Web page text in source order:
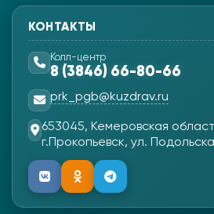
КОНТАКТЫ
Колл-центр
8 (3846) 66-80-66
prk_pgb@kuzdrav.ru
653045, Кемеровская
г.Прокопьевск, ул.